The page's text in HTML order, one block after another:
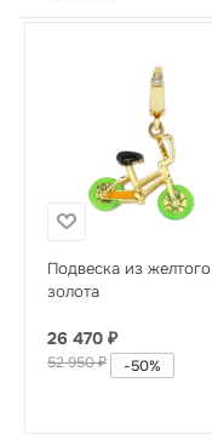
Подвеска из желтого
золота
26 470 ₽
52 950₽ -50%